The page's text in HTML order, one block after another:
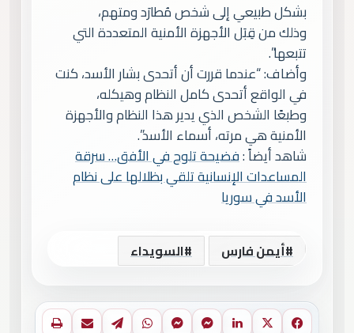
بشكل طبيعي إلى شخص مُطارَد ومتهم،
وذلك من قِبَل الأجهزة الأمنية المتعددة التي
تتبعها”.
وأضاف: “عندما قررت أن أتحدى بشار الأسد، كنت
في الواقع أتحدى كامل النظام وهيكله،
وطبعًا الشخص الذي يدير هذا النظام والأجهزة
الأمنية هي مرته، أسماء الأسد”.
شاهد أيضاً :فضيحة تلوح في الأفق… سرقة
المساعدات الإنسانية تلقي بظلالها على نظام
الأسد في سوريا
أيمن فارس السويداء
فيسبوكX لينكدإنماسنجرماسنجرواتسابتيلقرام مشاركة عبر البريد طباعة